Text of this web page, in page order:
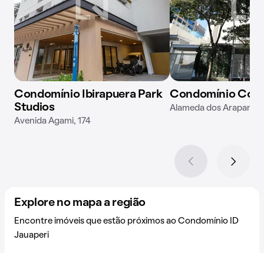
Condomínio Ibirapuera Park
Studios
Avenida Agami, 174
Condomínio
Alameda dos
Explore no mapa a região
Encontre imóveis que estão próximos ao Condomínio ID
Jauaperi